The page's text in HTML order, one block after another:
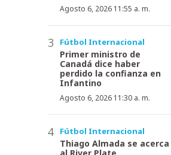
Agosto 6, 2026 11:55 a. m.
Fútbol Internacional
Primer ministro de
Canadá dice haber
perdido la confianza en
Infantino
Agosto 6, 2026 11:30 a. m.
Fútbol Internacional
Thiago Almada se acerca
al River Plate